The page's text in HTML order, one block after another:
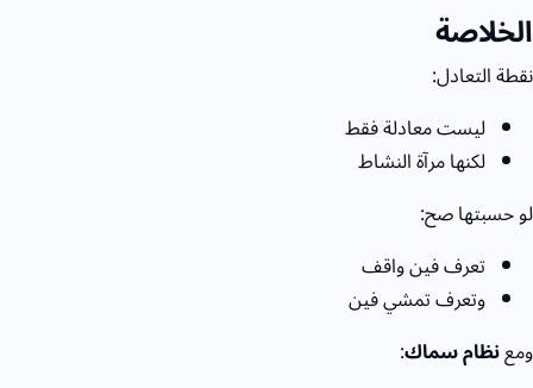
الخلاصة
نقطة التعادل:
ليست معادلة فقط
لكنها مرآة النشاط
لو حسبتها صح:
تعرف فين واقف
وتعرف تمشي فين
ومعنظام سماك: